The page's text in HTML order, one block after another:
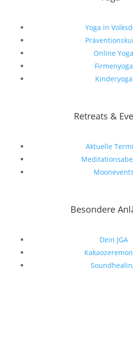
Yoga in
Online Yoga
Firmenyoga
Kinderyoga
Retreats &
Aktuelle
Moonevents
Besondere
Dein JGA